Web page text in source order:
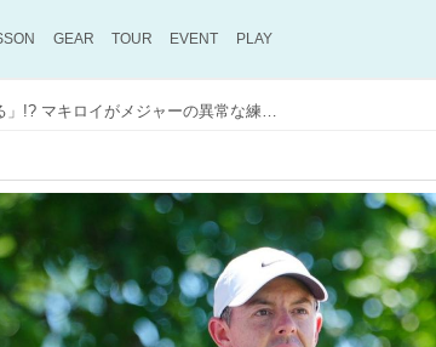
GEAR TOUR EVENT PLAY
「9ホールで3時間かかる」!? マキロイがメジャーの異常な練ラン環境に苦言【米男子ツアー】